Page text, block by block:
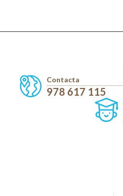
Contacta
978 617 115